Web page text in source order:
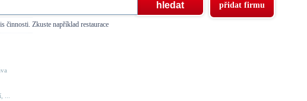
činnosti. Zkuste například restaurace
přidat firmu
...